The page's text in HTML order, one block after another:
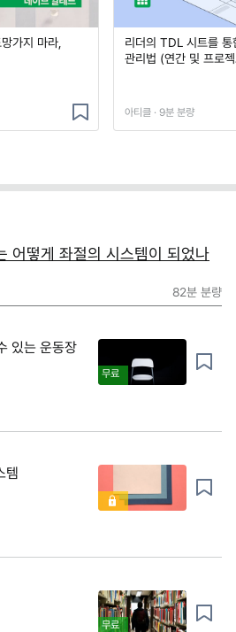
가지 마라,
리더의 TDL 시트를
관리법 (연간 및 프로
아티클 · 9분 분량
어떻게 좌절의 시스템이 되었나
82분 분량
있는 운동장
무료
템
무료